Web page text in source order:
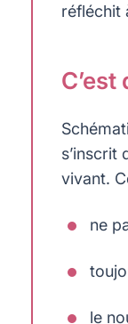
réfléchit
s’inscrit
vivant.
ne
le